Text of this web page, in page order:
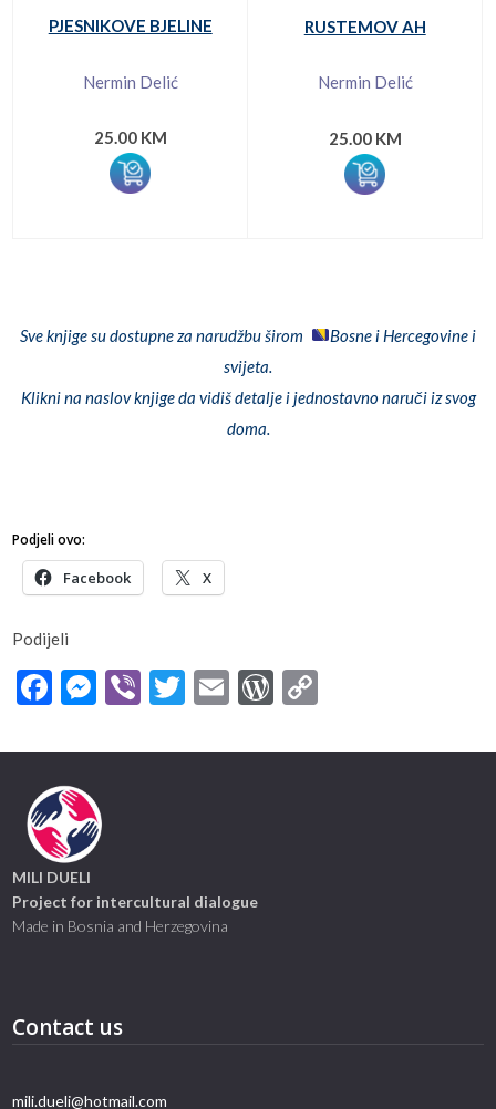
PJESNIKOVE BJELINE
Nermin Delić
25.00 KM
RUSTEMOV AH
Nermin Delić
25.00 KM
Sve knjige su dostupne za narudžbu širom
Bosne i Hercegovine i
svijeta.
Klikni na naslov knjige da vidiš detalje i jednostavno naruči iz svog
doma.
Podjeli ovo:
Facebook X
Podijeli
Facebook
Messenger
ViberTwitter
EmailWordPress
MILI DUELI
Project for intercultural dialogue
Made in Bosnia and Herzegovina
Contact us
mili.dueli@hotmail.com